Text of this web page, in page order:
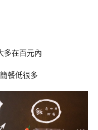
多在百元內
餐低很多